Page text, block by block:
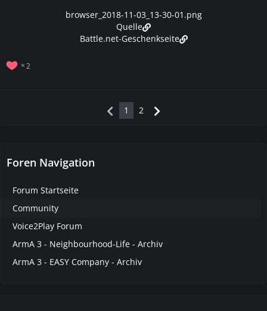
browser_2018-11-03_13-30-01.png
Quelle
Battle.net-Geschenkseite
2
1 2
Foren Navigation
Forum Startseite
Community
Voice2Play Forum
ArmA 3 - Neighbourhood-Life - Archiv
ArmA 3 - EASY Company - Archiv